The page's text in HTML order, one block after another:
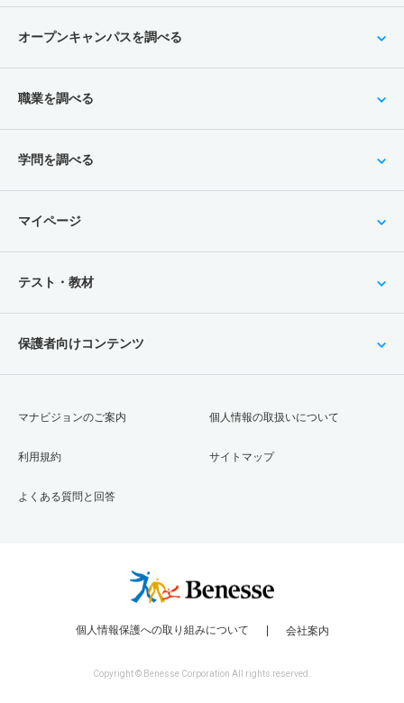
オープンキャンパスを調べる
職業を調べる
学問を調べる
マイページ
テスト・教材
保護者向けコンテンツ
マナビジョンのご案内
利用規約
よくある質問と回答
個人情報の取扱いについて
サイトマップ
個人情報保護への取り組みについて 会社案内
Copyright © Benesse Corporation All rights reserved.